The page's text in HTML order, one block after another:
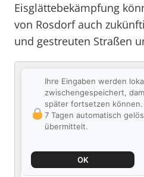
Eisglättebekämpfung
von Rosdorf auch
und gestreuten Straßen
Ihre Eingaben werden
zwischengespeichert,
später fortsetzen
7 Tagen automatisch
übermittelt.
OK